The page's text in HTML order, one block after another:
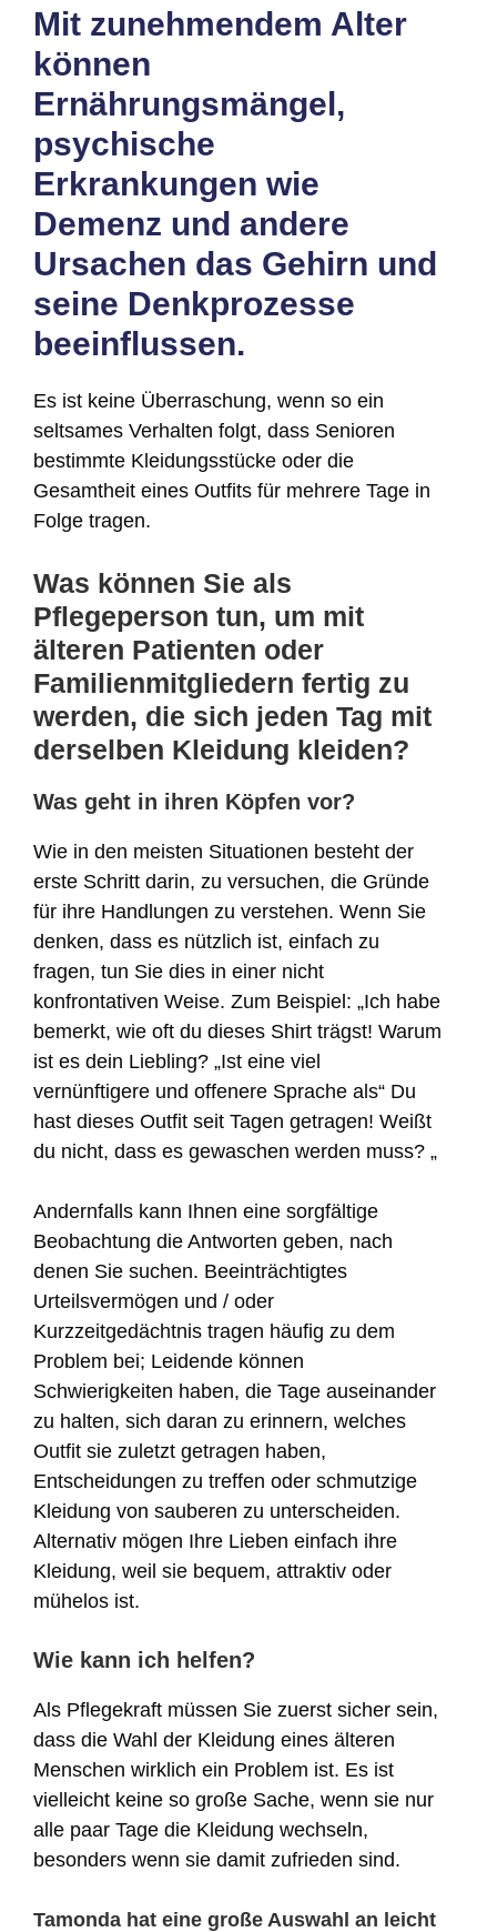
Mit zunehmendem Alter
können
Ernährungsmängel,
psychische
Erkrankungen wie
Demenz und andere
Ursachen das Gehirn und
seine Denkprozesse
beeinflussen.
Es ist keine Überraschung, wenn so ein
seltsames Verhalten folgt, dass Senioren
bestimmte Kleidungsstücke oder die
Gesamtheit eines Outfits für mehrere Tage in
Folge tragen.
Was können Sie als
Pflegeperson tun, um mit
älteren Patienten oder
Familienmitgliedern fertig zu
werden, die sich jeden Tag mit
derselben Kleidung kleiden?
Was geht in ihren Köpfen vor?
Wie in den meisten Situationen besteht der
erste Schritt darin, zu versuchen, die Gründe
für ihre Handlungen zu verstehen. Wenn Sie
denken, dass es nützlich ist, einfach zu
fragen, tun Sie dies in einer nicht
konfrontativen Weise. Zum Beispiel: „Ich habe
bemerkt, wie oft du dieses Shirt trägst! Warum
ist es dein Liebling? „Ist eine viel
vernünftigere und offenere Sprache als“ Du
hast dieses Outfit seit Tagen getragen! Weißt
du nicht, dass es gewaschen werden muss? „
Andernfalls kann Ihnen eine sorgfältige
Beobachtung die Antworten geben, nach
denen Sie suchen. Beeinträchtigtes
Urteilsvermögen und / oder
Kurzzeitgedächtnis tragen häufig zu dem
Problem bei; Leidende können
Schwierigkeiten haben, die Tage auseinander
zu halten, sich daran zu erinnern, welches
Outfit sie zuletzt getragen haben,
Entscheidungen zu treffen oder schmutzige
Kleidung von sauberen zu unterscheiden.
Alternativ mögen Ihre Lieben einfach ihre
Kleidung, weil sie bequem, attraktiv oder
mühelos ist.
Wie kann ich helfen?
Als Pflegekraft müssen Sie zuerst sicher sein,
dass die Wahl der Kleidung eines älteren
Menschen wirklich ein Problem ist. Es ist
vielleicht keine so große Sache, wenn sie nur
alle paar Tage die Kleidung wechseln,
besonders wenn sie damit zufrieden sind.
Tamonda hat eine große Auswahl an leicht